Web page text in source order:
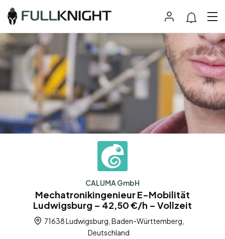
CALUMA GmbH
Mechatronikingenieur E-Mobilität
Ludwigsburg – 42,50 €/h – Vollzeit
71638 Ludwigsburg, Baden-Württemberg,
Deutschland